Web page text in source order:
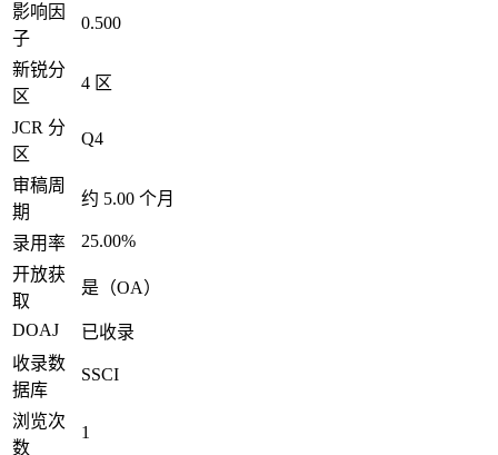
影响因
子
0.500
新锐分
区
4 区
JCR 分
区
Q4
审稿周
期
约 5.00 个月
录用率
25.00%
开放获
取
是（OA）
DOAJ
已收录
收录数
据库
SSCI
浏览次
数
1